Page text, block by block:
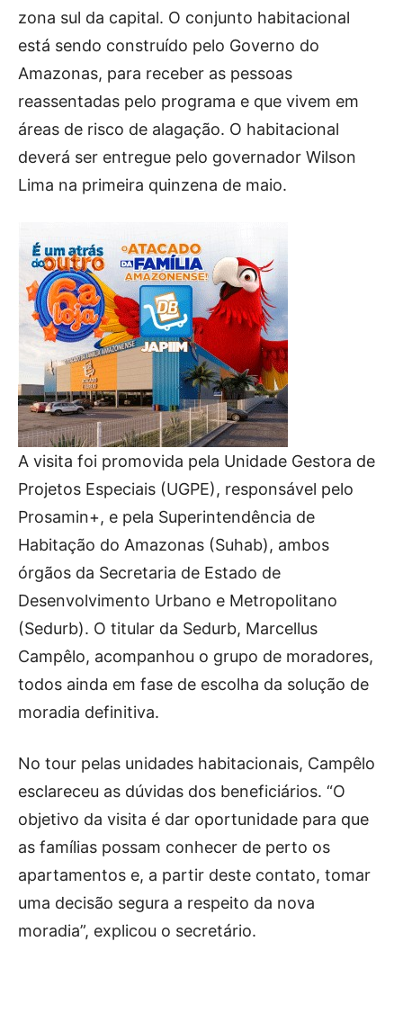
zona sul da capital. O conjunto habitacional
está sendo construído pelo Governo do
Amazonas, para receber as pessoas
reassentadas pelo programa e que vivem em
áreas de risco de alagação. O habitacional
deverá ser entregue pelo governador Wilson
Lima na primeira quinzena de maio.
A visita foi promovida pela Unidade Gestora de
Projetos Especiais (UGPE), responsável pelo
Prosamin+, e pela Superintendência de
Habitação do Amazonas (Suhab), ambos
órgãos da Secretaria de Estado de
Desenvolvimento Urbano e Metropolitano
(Sedurb). O titular da Sedurb, Marcellus
Campêlo, acompanhou o grupo de moradores,
todos ainda em fase de escolha da solução de
moradia definitiva.
No tour pelas unidades habitacionais, Campêlo
esclareceu as dúvidas dos beneficiários. “O
objetivo da visita é dar oportunidade para que
as famílias possam conhecer de perto os
apartamentos e, a partir deste contato, tomar
uma decisão segura a respeito da nova
moradia”, explicou o secretário.